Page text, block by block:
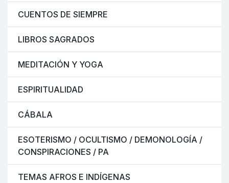
CUENTOS DE SIEMPRE
LIBROS SAGRADOS
MEDITACIÓN Y YOGA
ESPIRITUALIDAD
CÁBALA
ESOTERISMO / OCULTISMO / DEMONOLOGÍA /
CONSPIRACIONES / PA
TEMAS AFROS E INDÍGENAS